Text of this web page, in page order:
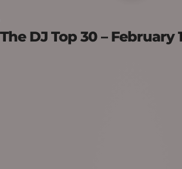
The DJ Top 30 – February